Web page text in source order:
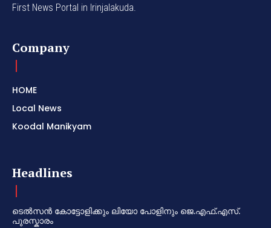
First News Portal in Irinjalakuda.
Company
HOME
Local News
Koodal Manikyam
Headlines
ടെൽസൻ കോട്ടോളിക്കും ലിയോ പോളിനും ജെ.എഫ്.എസ്.
പുരസ്കാരം